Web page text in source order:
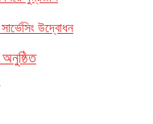
উদ্বোধন